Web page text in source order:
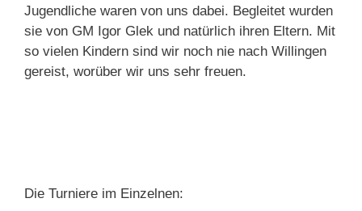
Jugendliche waren von uns dabei. Begleitet wurden
sie von GM Igor Glek und natürlich ihren Eltern. Mit
so vielen Kindern sind wir noch nie nach Willingen
gereist, worüber wir uns sehr freuen.
Die Turniere im Einzelnen: